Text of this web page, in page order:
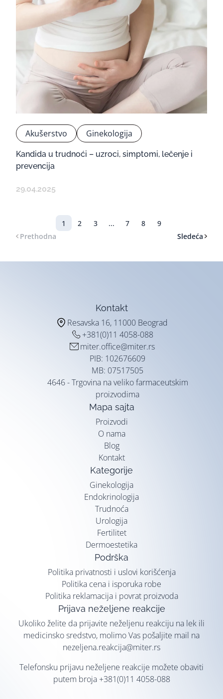
Akušerstvo Ginekologija
Kandida u trudnoći – uzroci, simptomi, lečenje i
prevencija
29.04.2025
Prethodna
1 2 3 ... 7 8
9
Sledeća
Kontakt
Resavska 16, 11000 Beograd
+381(0)11 4058-088
miter.office@miter.rs
PIB: 102676609
MB: 07517505
4646 - Trgovina na veliko farmaceutskim
proizvodima
Mapa sajta
Proizvodi
O nama
Blog
Kontakt
Kategorije
Ginekologija
Endokrinologija
Trudnoća
Urologija
Fertilitet
Dermoestetika
Podrška
Politika privatnosti i uslovi korišćenja
Politika cena i isporuka robe
Politika reklamacija i povrat proizvoda
Prijava neželjene reakcije
Ukoliko želite da prijavite neželjenu reakciju na lek ili
medicinsko sredstvo, molimo Vas pošaljite mail na
nezeljena.reakcija@miter.rs
Telefonsku prijavu neželjene reakcije možete obaviti
putem broja +381(0)11 4058-088